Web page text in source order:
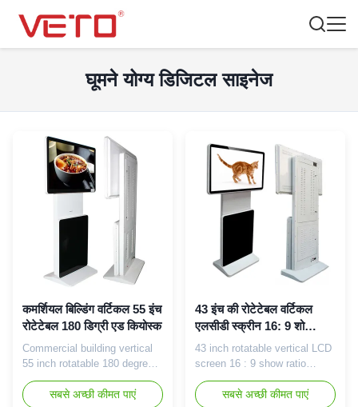
घूमने योग्य डिजिटल साइनेज
कमर्शियल बिल्डिंग वर्टिकल 55 इंच
रोटेटेबल 180 डिग्री एड कियोस्क
Commercial building vertical
55 inch rotatable 180 degree
ad kiosk Hot selling points
among the market: 1. Support
सबसे अच्छी कीमत पाएं
43 इंच की रोटेटेबल वर्टिकल
एलसीडी स्क्रीन 16: 9 शो
अनुपात विज्ञापन कियोस्क
43 inch rotatable vertical LCD
screen 16 : 9 show ratio
advertising kiosk​ Key
features: 1, 43" Full HD and
सबसे अच्छी कीमत पाएं